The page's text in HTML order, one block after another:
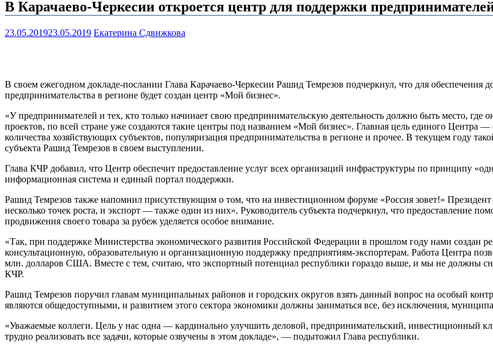
В Карачаево-Черкесии откроется центр для поддержки
23.05.201923.05.2019 Екатерина Сдвижкова
В своем ежегодном докладе-послании Глава Карачаево-Черкесии Рашид Темрезов подчеркнул, что для обеспечения
предпринимательства в регионе будет создан центр «Мой бизнес».
«У предпринимателей и тех, кто только начинает свою предпринимательскую деятельность должно быть место, где
проектов, по всей стране уже создаются такие центры под названием «Мой бизнес». Главная цель единого Центра
количества хозяйствующих субъектов, популяризация предпринимательства в регионе и прочее. В текущем году
субъекта Рашид Темрезов в своем выступлении.
Глава КЧР добавил, что Центр обеспечит предоставление услуг всех организаций инфраструктуры по принципу
информационная система и единый портал поддержки.
Рашид Темрезов также напомнил присутствующим о том, что на инвестиционном форуме «Россия зовет!»
несколько точек роста, и экспорт — также один из них». Руководитель субъекта подчеркнул, что предоставление
продвижения своего товара за рубеж уделяется особое внимание.
«Так, при поддержке Министерства экономического развития Российской Федерации в прошлом году нами создан
консультационную, образовательную и организационную поддержку предприятиям-экспортерам. Работа Центра
млн. долларов США. Вместе с тем, считаю, что экспортный потенциал республики гораздо выше, и мы не должны
КЧР.
Рашид Темрезов поручил главам муниципальных районов и городских округов взять данный вопрос на особый
являются общедоступными, и развитием этого сектора экономики должны заниматься все, без исключения,
«Уважаемые коллеги. Цель у нас одна — кардинально улучшить деловой, предпринимательский, инвестиционный
трудно реализовать все задачи, которые озвучены в этом докладе», — подытожил Глава республики.